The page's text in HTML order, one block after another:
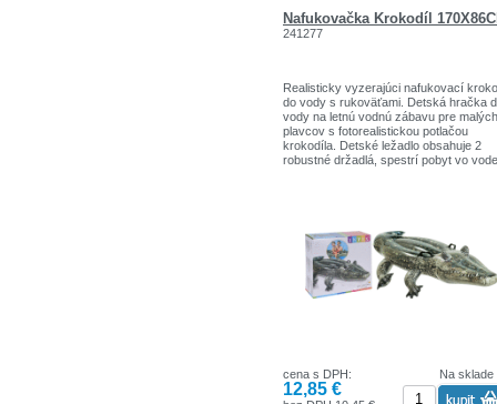
Nafukovačka Krokodíl
241277
Realisticky vyzerajúci nafukovací
do vody s rukoväťami. Detská hračka
vody na letnú vodnú zábavu pre malých
plavcov s fotorealistickou potlačou
krokodíla. Detské ležadlo obsahuje 2
robustné držadlá, spestrí pobyt vo vode
natiahnutia
- 2 robustné držadlá na prenášanie
- maximálna nosnosť: 40 kg
- určené pre deti staršie ako 3 roky
- rozmery: 170 x 86 cm
Na sklade
cena s DPH:
12,85 €